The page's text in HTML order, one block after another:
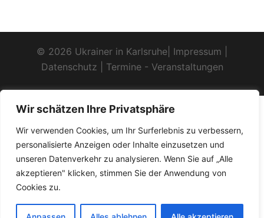
Wir schätzen Ihre Privatsphäre
Wir verwenden Cookies, um Ihr Surferlebnis zu verbessern,
personalisierte Anzeigen oder Inhalte einzusetzen und
unseren Datenverkehr zu analysieren. Wenn Sie auf „Alle
akzeptieren" klicken, stimmen Sie der Anwendung von
Cookies zu.
© 2026 Ukrainer in Karlsruhe| Impressum
Datenschutz
Termine - Veranstaltungen